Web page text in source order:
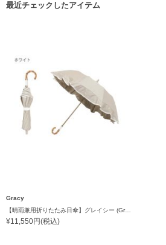
最近チェックしたアイテム
Gracy
【晴雨兼用折りたたみ日傘】グレイシー (Gracy) Natural frill 一級遮光99.99% 遮熱 UV99％
¥11,550円(税込)